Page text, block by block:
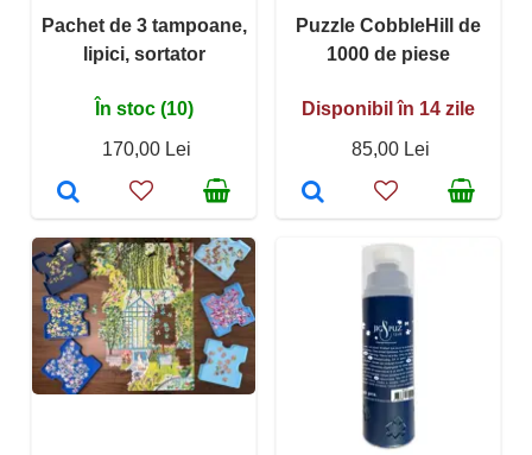
Pachet de 3 tampoane,
lipici, sortator
În stoc (10)
170,00 Lei
Puzzle CobbleHill de
1000 de piese
Disponibil în 14 zile
85,00 Lei